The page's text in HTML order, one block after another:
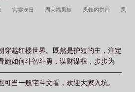
宫宴次日 周大福凤钗 凤钗的拼音 凤
别 凤钗读音 凤钗紫金冠 越剧玉凤
给太后的红凤钗 凤钗误短剧 凤钗错嫁
凤钗的寓意 凤钗误苏月短剧全集播放
穿越红楼世界。既然是护短的主，注定
她如何斗智斗勇，谋财谋权，步步为
当一般宅斗文看，欢迎大家入坑。